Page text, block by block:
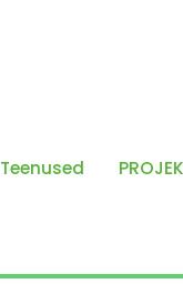
Teenused